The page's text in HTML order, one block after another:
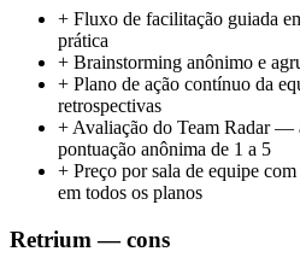
+ Fluxo de facilitação guiada
prática
+ Brainstorming anônimo e
+ Plano de ação contínuo da
retrospectivas
+ Avaliação do Team Radar —
pontuação anônima de 1 a 5
+ Preço por sala de equipe
em todos os planos
Retrium — cons